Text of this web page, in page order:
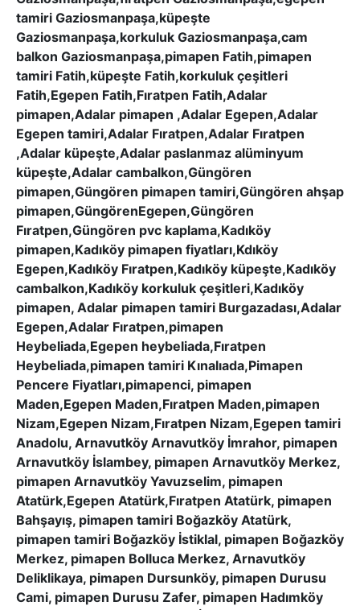
tamiri Gaziosmanpaşa,küpeşte
Gaziosmanpaşa,korkuluk Gaziosmanpaşa,cam
balkon Gaziosmanpaşa,pimapen Fatih,pimapen
tamiri Fatih,küpeşte Fatih,korkuluk çeşitleri
Fatih,Egepen Fatih,Fıratpen Fatih,Adalar
pimapen,Adalar pimapen ,Adalar Egepen,Adalar
Egepen tamiri,Adalar Fıratpen,Adalar Fıratpen
,Adalar küpeşte,Adalar paslanmaz alüminyum
küpeşte,Adalar cambalkon,Güngören
pimapen,Güngören pimapen tamiri,Güngören ahşap
pimapen,GüngörenEgepen,Güngören
Fıratpen,Güngören pvc kaplama,Kadıköy
pimapen,Kadıköy pimapen fiyatları,Kdıköy
Egepen,Kadıköy Fıratpen,Kadıköy küpeşte,Kadıköy
cambalkon,Kadıköy korkuluk çeşitleri,Kadıköy
pimapen, Adalar pimapen tamiri Burgazadası,Adalar
Egepen,Adalar Fıratpen,pimapen
Heybeliada,Egepen heybeliada,Fıratpen
Heybeliada,pimapen tamiri Kınalıada,Pimapen
Pencere Fiyatları,pimapenci, pimapen
Maden,Egepen Maden,Fıratpen Maden,pimapen
Nizam,Egepen Nizam,Fıratpen Nizam,Egepen tamiri
Anadolu, Arnavutköy Arnavutköy İmrahor, pimapen
Arnavutköy İslambey, pimapen Arnavutköy Merkez,
pimapen Arnavutköy Yavuzselim, pimapen
Atatürk,Egepen Atatürk,Fıratpen Atatürk, pimapen
Bahşayış, pimapen tamiri Boğazköy Atatürk,
pimapen tamiri Boğazköy İstiklal, pimapen Boğazköy
Merkez, pimapen Bolluca Merkez, Arnavutköy
Deliklikaya, pimapen Dursunköy, pimapen Durusu
Cami, pimapen Durusu Zafer, pimapen Hadımköy